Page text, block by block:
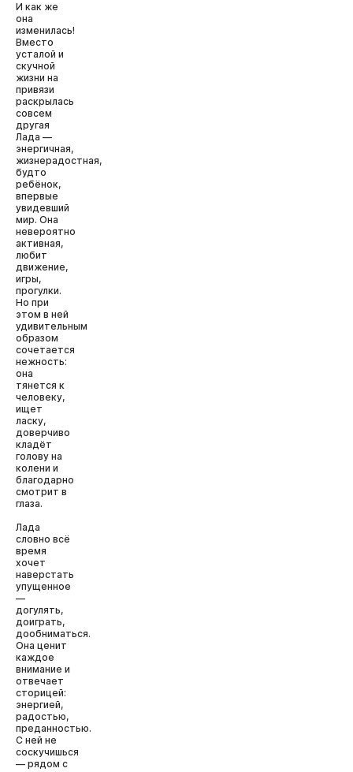
И как же
она
изменилась!
Вместо
усталой и
скучной
жизни на
привязи
раскрылась
совсем
другая
Лада —
энергичная,
жизнерадостная,
будто
ребёнок,
впервые
увидевший
мир. Она
невероятно
активная,
любит
движение,
игры,
прогулки.
Но при
этом в ней
удивительным
образом
сочетается
нежность:
она
тянется к
человеку,
ищет
ласку,
доверчиво
кладёт
голову на
колени и
благодарно
смотрит в
глаза.
Лада
словно всё
время
хочет
наверстать
упущенное
—
догулять,
доиграть,
дообниматься.
Она ценит
каждое
внимание и
отвечает
сторицей:
энергией,
радостью,
преданностью.
С ней не
соскучишься
— рядом с